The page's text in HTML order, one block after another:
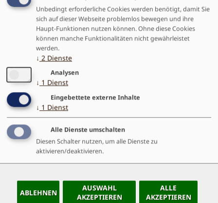
TAG CLOUD
Ausbildung Erlebnispädagogik Seminarberichte
ÄHNLICHE ARTIKEL
SEMINAR ORIENTIERUNGSLAUF UND
BIWAK
30.04.2013 - Aktualisiert am
18.12.2019
Unbedingt erforderliche Cookies werden benötigt, damit Sie
sich auf dieser Webseite problemlos bewegen und ihre
Haupt-Funktionen nutzen können. Ohne diese Cookies
können manche Funktionalitäten nicht gewährleistet
werden.
↓ 2 Dienste
Analysen
↓ 1 Dienst
Eingebettete externe Inhalte
↓ 1 Dienst
Alle Dienste umschalten
Diesen Schalter nutzen, um alle Dienste zu
aktivieren/deaktivieren.
ABLEHNEN
AUSWAHL
AKZEPTIEREN
ALLE
AKZEPTIEREN